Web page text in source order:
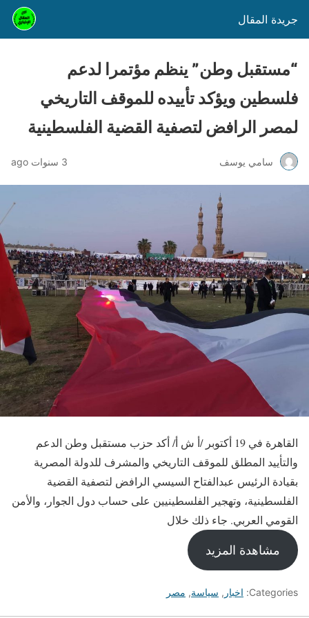
جريدة المقال
“مستقبل وطن” ينظم مؤتمرا لدعم
فلسطين ويؤكد تأييده للموقف التاريخي
لمصر الرافض لتصفية القضية الفلسطينية
سامي يوسف 3 سنوات ago
القاهرة في 19 أكتوبر /أ ش أ/ أكد حزب مستقبل وطن الدعم
والتأييد المطلق للموقف التاريخي والمشرف للدولة المصرية
بقيادة الرئيس عبدالفتاح السيسي الرافض لتصفية القضية
الفلسطينية، وتهجير الفلسطينيين على حساب دول الجوار، والأمن
القومي العربي. جاء ذلك خلال
مشاهدة المزيد
Categories: اخبار , سياسة, مصر